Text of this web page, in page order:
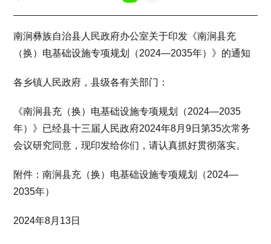
南涧彝族自治县人民政府办公室关于印发《南涧县充
（换）电基础设施专项规划（2024—2035年）》的通知
各乡镇人民政府，县级各有关部门：
《南涧县充（换）电基础设施专项规划（2024—2035
年）》已经县十三届人民政府2024年8月9日第35次常务
会议研究同意，现印发给你们，请认真抓好贯彻落实。
附件：南涧县充（换）电基础设施专项规划（2024—
2035年）
2024年8月13日